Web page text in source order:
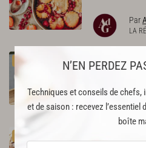
N’EN PERDEZ
Techniques et conseils de
et de saison : recevez l’essentiel
boîte
Par
LA
PREMIUM
83
Par
CHEF